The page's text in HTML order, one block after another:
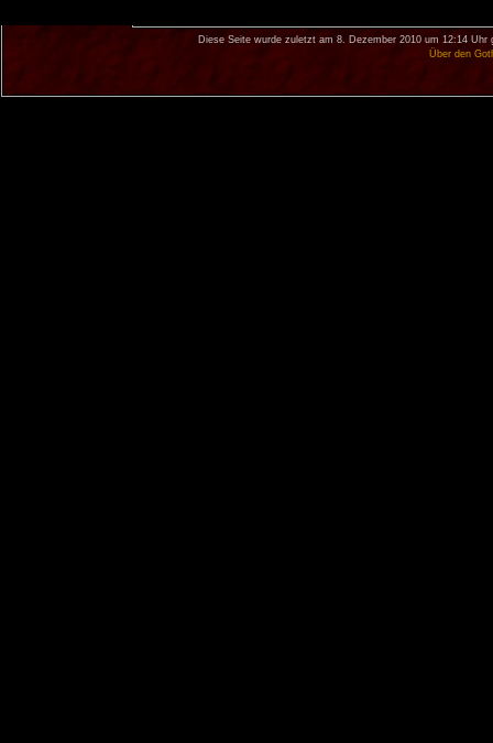
Diese Seite wurde zuletzt am 8. Dezember 2010 um 12:14 Uhr
Über den